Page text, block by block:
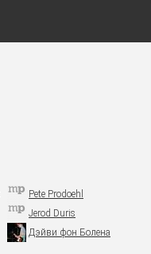
Pete Prodoehl
Jerod Duris
Дэйви фон Болена